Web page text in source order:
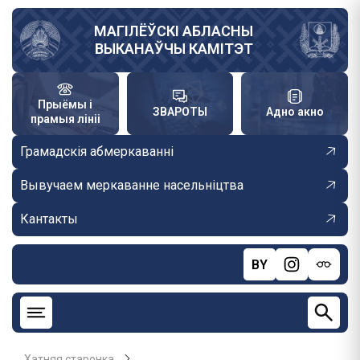
Skip
main
content
МАГІЛЁЎСКІ АБЛАСНЫ
ВЫКАНАЎЧЫ КАМІТЭТ
Прыёмы і
прамыя лініі
ЗВАРОТЫ Адно акно
Грамадскія абмеркаванні
Вывучаем меркаванне насельніцтва
Кантакты
BY